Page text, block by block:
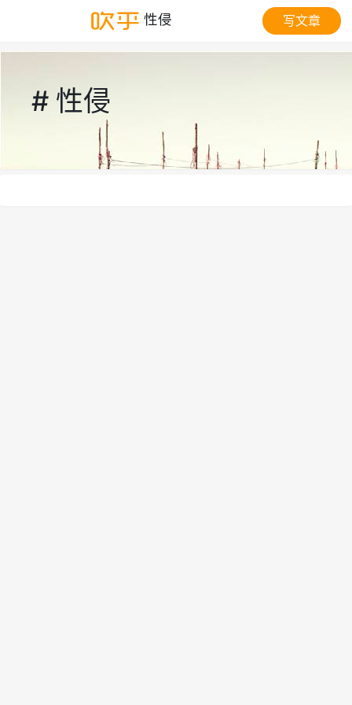
性侵 写文章
# 性侵